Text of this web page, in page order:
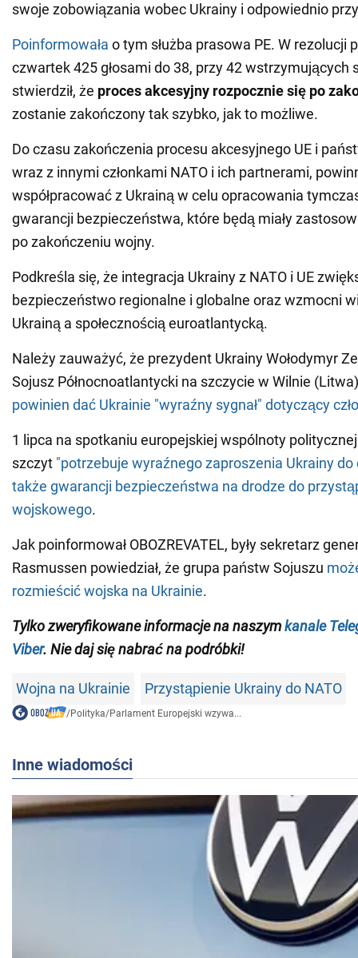
swoje zobowiązania wobec Ukrainy i odpowiednio
Poinformowała o tym służba prasowa PE. W rezolucji
czwartek 425 głosami do 38, przy 42 wstrzymujących
stwierdził, że proces akcesyjny rozpocznie się po
zostanie zakończony tak szybko, jak to możliwe.
Do czasu zakończenia procesu akcesyjnego UE i
wraz z innymi członkami NATO i ich partnerami,
współpracować z Ukrainą w celu opracowania
gwarancji bezpieczeństwa, które będą miały
po zakończeniu wojny.
Podkreśla się, że integracja Ukrainy z NATO i UE
bezpieczeństwo regionalne i globalne oraz wzmocni
Ukrainą a społecznością euroatlantycką.
Należy zauważyć, że prezydent Ukrainy Wołodymyr
Sojusz Północnoatlantycki na szczycie w Wilnie
powinien dać Ukrainie "wyraźny sygnał" dotyczący
1 lipca na spotkaniu europejskiej wspólnoty politycznej
szczyt "potrzebuje wyraźnego zaproszenia Ukrainy do
także gwarancji bezpieczeństwa na drodze do
wojskowego.
Jak poinformował OBOZREVATEL, były sekretarz
Rasmussen powiedział, że grupa państw Sojuszu
rozmieścić wojska na Ukrainie.
Tylko zweryfikowane informacje na naszymkanale
Viber. Nie daj się nabrać na podróbki!
Wojna na Ukrainie Przystąpienie Ukrainy do NATO
/Polityka/Parlament Europejski wzywa...
Inne wiadomości